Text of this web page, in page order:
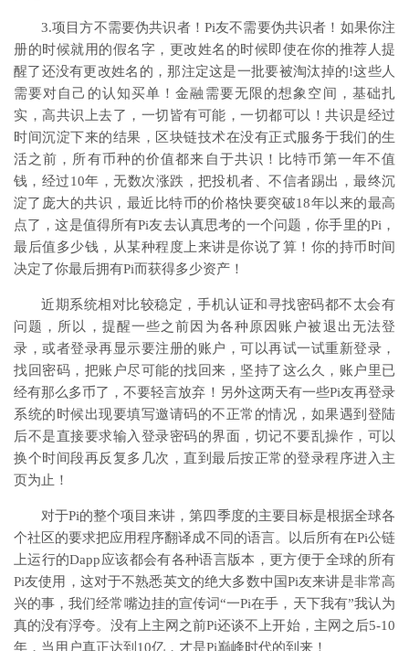
3.项目方不需要伪共识者！Pi友不需要伪共识者！如果你注
册的时候就用的假名字，更改姓名的时候即使在你的推荐人提
醒了还没有更改姓名的，那注定这是一批要被淘汰掉的!这些人
需要对自己的认知买单！金融需要无限的想象空间，基础扎
实，高共识上去了，一切皆有可能，一切都可以！共识是经过
时间沉淀下来的结果，区块链技术在没有正式服务于我们的生
活之前，所有币种的价值都来自于共识！比特币第一年不值
钱，经过10年，无数次涨跌，把投机者、不信者踢出，最终沉
淀了庞大的共识，最近比特币的价格快要突破18年以来的最高
点了，这是值得所有Pi友去认真思考的一个问题，你手里的Pi，
最后值多少钱，从某种程度上来讲是你说了算！你的持币时间
决定了你最后拥有Pi而获得多少资产！
近期系统相对比较稳定，手机认证和寻找密码都不太会有
问题，所以，提醒一些之前因为各种原因账户被退出无法登
录，或者登录再显示要注册的账户，可以再试一试重新登录，
找回密码，把账户尽可能的找回来，坚持了这么久，账户里已
经有那么多币了，不要轻言放弃！另外这两天有一些Pi友再登录
系统的时候出现要填写邀请码的不正常的情况，如果遇到登陆
后不是直接要求输入登录密码的界面，切记不要乱操作，可以
换个时间段再反复多几次，直到最后按正常的登录程序进入主
页为止！
对于Pi的整个项目来讲，第四季度的主要目标是根据全球各
个社区的要求把应用程序翻译成不同的语言。以后所有在Pi公链
上运行的Dapp应该都会有各种语言版本，更方便于全球的所有
Pi友使用，这对于不熟悉英文的绝大多数中国Pi友来讲是非常高
兴的事，我们经常嘴边挂的宣传词“一Pi在手，天下我有”我认为
真的没有浮夸。没有上主网之前Pi还谈不上开始，主网之后5-10
年，当用户真正达到10亿，才是Pi巅峰时代的到来！